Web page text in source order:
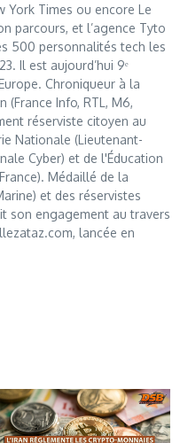
York Times ou encore Le
parcours, et l’agence Tyto
500 personnalités tech les
Il est aujourd’hui 9ᵉ
Chroniqueur à la
Info, RTL, M6,
réserviste citoyen au
Nationale (Lieutenant-
Cyber) et de l'Éducation
Médaillé de la
et des réservistes
son engagement au travers
lancée en